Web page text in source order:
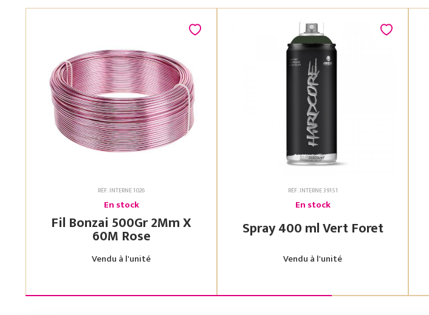
RÉF. INTERNE 1026
En stock
Fil Bonzai 500Gr 2Mm X
60M Rose
Vendu à l'unité
RÉF. INTERNE 39151
En stock
Spray 400 ml Vert Foret
Vendu à l'unité